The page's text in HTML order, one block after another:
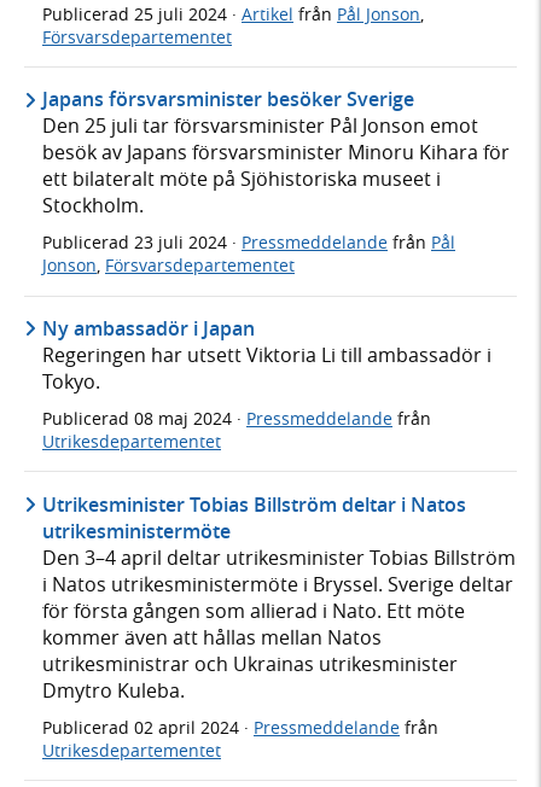
Publicerad 25 juli 2024 · Artikel från Pål Jonson
Försvarsdepartementet
Japans försvarsminister besöker Sverige
Den 25 juli tar försvarsminister Pål Jonson emot
besök av Japans försvarsminister Minoru Kihara för
ett bilateralt möte på Sjöhistoriska museet i
Stockholm.
Publicerad 23 juli 2024 · Pressmeddelande från Pål
Jonson, Försvarsdepartementet
Ny ambassadör i Japan
Regeringen har utsett Viktoria Li till ambassadör i
Tokyo.
Publicerad 08 maj 2024 · Pressmeddelande från
Utrikesdepartementet
Utrikesminister Tobias Billström deltar i Natos
utrikesministermöte
Den 3–4 april deltar utrikesminister Tobias Billström
i Natos utrikesministermöte i Bryssel. Sverige deltar
för första gången som allierad i Nato. Ett möte
kommer även att hållas mellan Natos
utrikesministrar och Ukrainas utrikesminister
Dmytro Kuleba.
Publicerad 02 april 2024 · Pressmeddelande från
Utrikesdepartementet